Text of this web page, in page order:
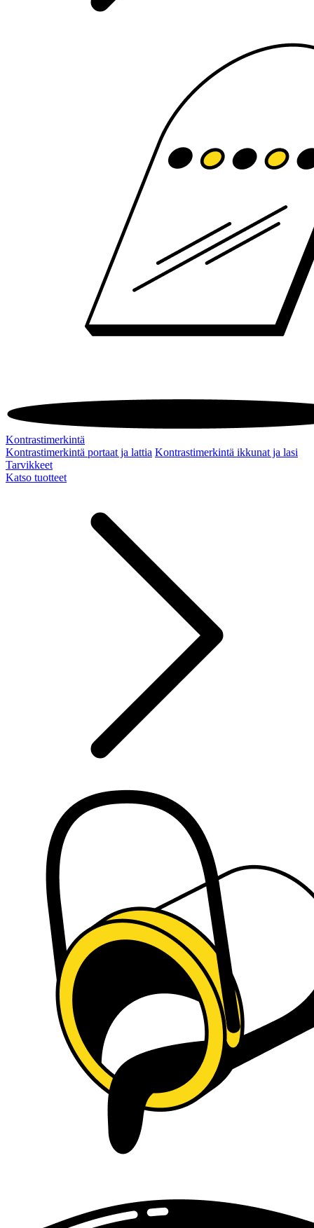
Kontrastimerkintä
Kontrastimerkintä portaat ja lattia Kontrastimerkintä ikkunat ja lasi
Tarvikkeet
Katso tuotteet